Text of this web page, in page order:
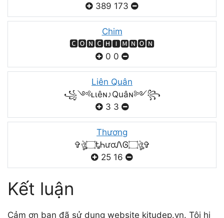
389 173
Chim
🅲🅾🅽🅲🅷🅸🅼🅽🅾🅽
0 0
Liên Quân
꧁༺ʟιêɴ♪Quâɴ༻꧂
3 3
Thương
✞ঔৣ۝ᎿᏂươᏁᎶ۝ঔৣ✞
25 16
Kết luận
Cảm ơn bạn đã sử dụng website kitudep.vn. Tôi hi